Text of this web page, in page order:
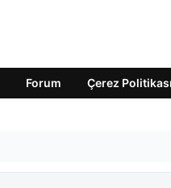
Forum Çerez Politikası